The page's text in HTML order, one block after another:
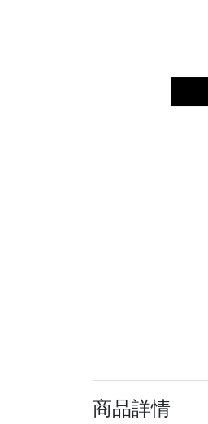
商品詳情